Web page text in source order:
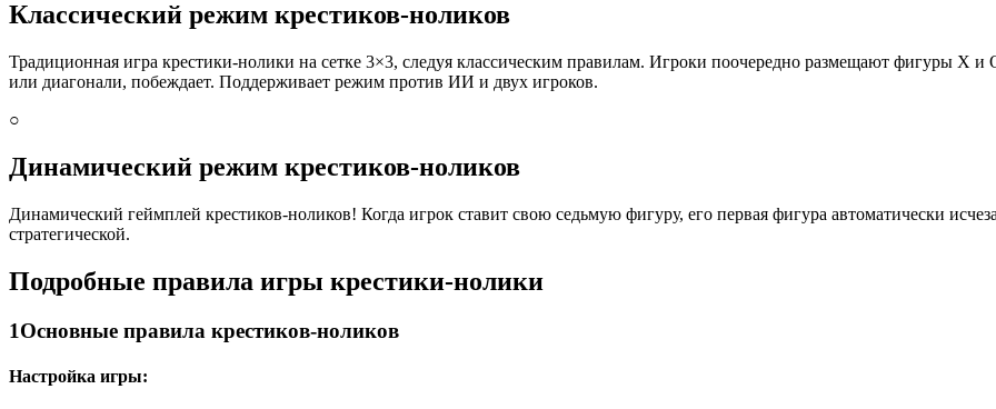
Классический режим крестиков-ноликов
Традиционная игра крестики-нолики на сетке 3×3, следуя классическим правилам. Игроки поочередно размещают фигуры X и
или диагонали, побеждает. Поддерживает режим против ИИ и двух игроков.
○
Динамический режим крестиков-ноликов
Динамический геймплей крестиков-ноликов! Когда игрок ставит свою седьмую фигуру, его первая фигура автоматически
стратегической.
Подробные правила игры крестики-нолики
1Основные правила крестиков-ноликов
Настройка игры: